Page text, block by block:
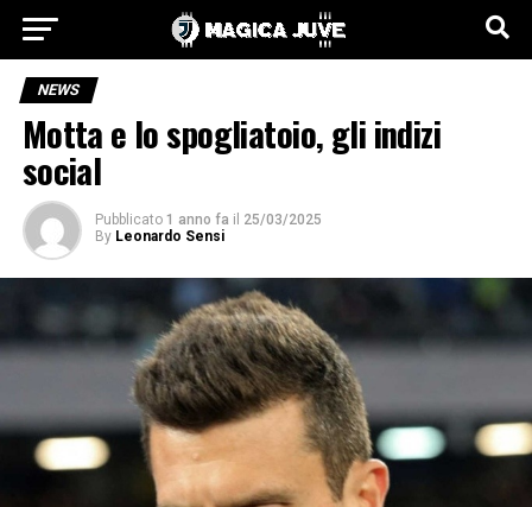
NEWS
Motta e lo spogliatoio, gli indizi
social
Pubblicato 1 anno fa il 25/03/2025
By Leonardo Sensi